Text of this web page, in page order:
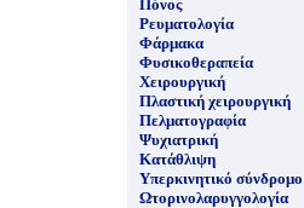
Πόνος
Ρευματολογία
Φάρμακα
Φυσικοθεραπεία
Χειρουργική
Πλαστική χειρουργική
Πελματογραφία
Ψυχιατρική
Κατάθλιψη
Υπερκινητικό σύνδρομο
Ωτορινολαρυγγολογία